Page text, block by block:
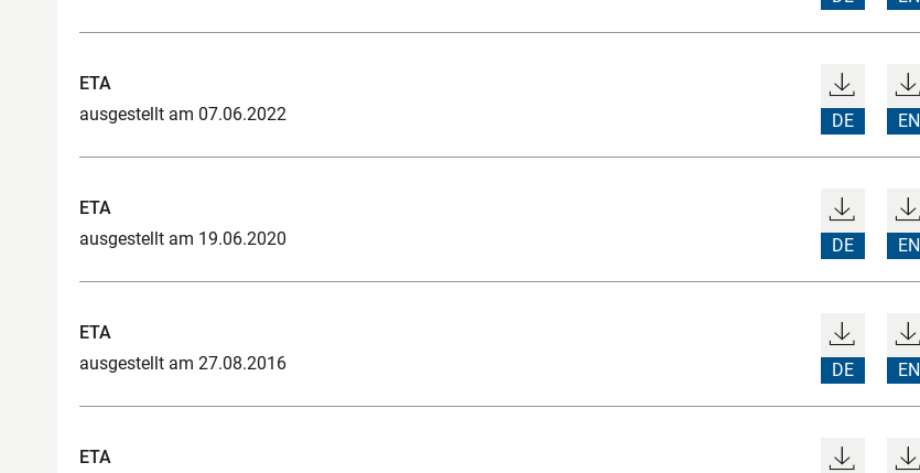
ETA
ausgestellt am 07.06.2022
DE EN
ETA
ausgestellt am 19.06.2020
DE EN
ETA
ausgestellt am 27.08.2016
DE EN
ETA